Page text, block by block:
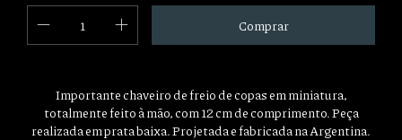
Importante chaveiro de freio de copas em miniatura,
totalmente feito à mão, com 12 cm de comprimento. Peça
realizada em prata baixa. Projetada e fabricada na Argentina.